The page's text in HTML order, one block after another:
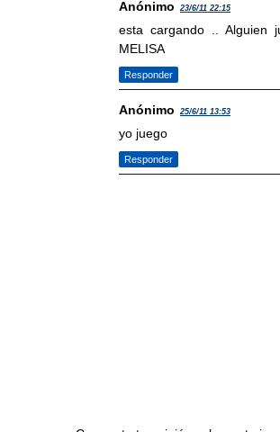
Anónimo 23/6/11 22:15
esta cargando .. Alguien
MELISA
Responder
Anónimo 25/6/11 13:53
yo juego
Responder